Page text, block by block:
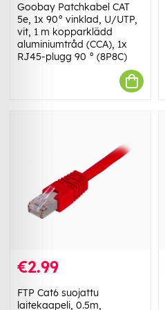
Goobay Patchkabel CAT
5e, 1x 90° vinklad, U/UTP,
vit, 1 m kopparklädd
aluminiumtråd (CCA), 1x
RJ45-plugg 90 ° (8P8C)
€2.99
FTP Cat6 suojattu
laitekaapeli, 0.5m,